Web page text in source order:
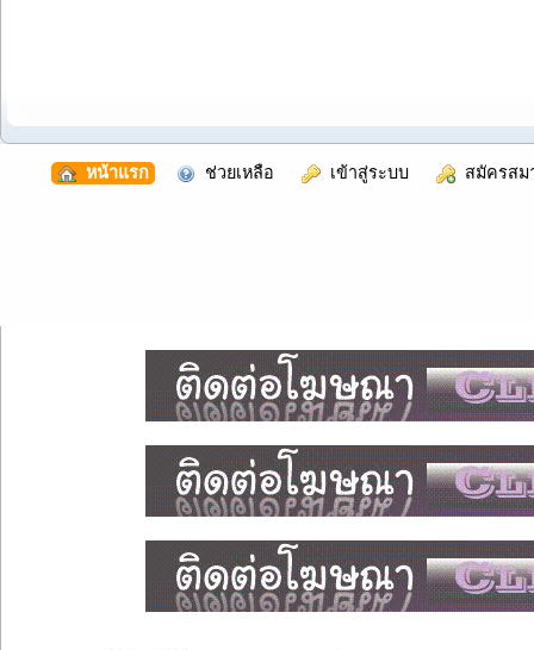
หน้าแรก ช่วยเหลือ เข้าสู่ระบบ สมัครสม